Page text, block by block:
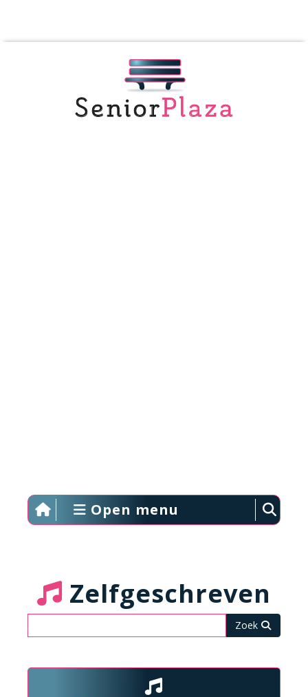
Open menu
Zelfgeschreven